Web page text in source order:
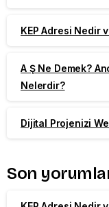
KEP Adresi Nedir
A Ş Ne Demek?
Nelerdir?
Dijital Projenizi
Son